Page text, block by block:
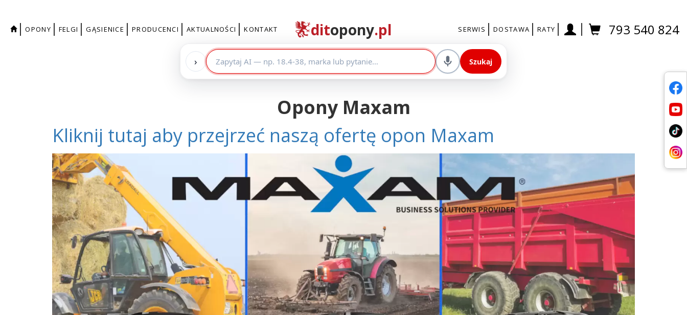
ditopony.pl
OPONY FELGI GĄSIENICE PRODUCENCI AKTUALNOŚCI KONTAKT SERWIS DOSTAWA RATY 793 540 824
Opony Maxam
Kliknij tutaj aby przejrzeć naszą ofertę opon Maxam
› Szukaj